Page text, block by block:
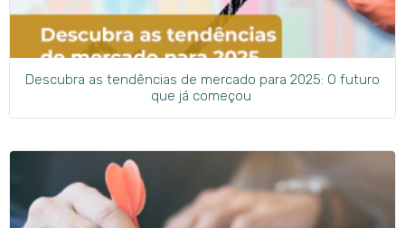
Descubra as tendências de mercado para 2025: O futuro
que já começou